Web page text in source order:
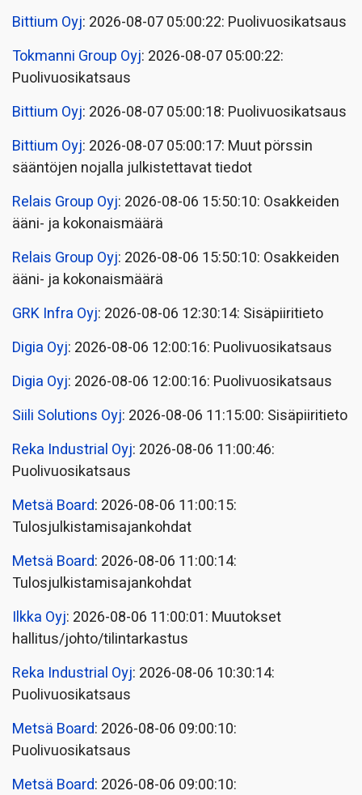
Bittium Oyj: 2026-08-07 05:00:22: Puolivuosikatsaus
Tokmanni Group Oyj: 2026-08-07 05:00:22:
Puolivuosikatsaus
Bittium Oyj: 2026-08-07 05:00:18: Puolivuosikatsaus
Bittium Oyj: 2026-08-07 05:00:17: Muut pörssin
sääntöjen nojalla julkistettavat tiedot
Relais Group Oyj: 2026-08-06 15:50:10: Osakkeiden
ääni- ja kokonaismäärä
Relais Group Oyj: 2026-08-06 15:50:10: Osakkeiden
ääni- ja kokonaismäärä
GRK Infra Oyj: 2026-08-06 12:30:14: Sisäpiiritieto
Digia Oyj: 2026-08-06 12:00:16: Puolivuosikatsaus
Digia Oyj: 2026-08-06 12:00:16: Puolivuosikatsaus
Siili Solutions Oyj: 2026-08-06 11:15:00: Sisäpiiritieto
Reka Industrial Oyj: 2026-08-06 11:00:46:
Puolivuosikatsaus
Metsä Board: 2026-08-06 11:00:15:
Tulosjulkistamisajankohdat
Metsä Board: 2026-08-06 11:00:14:
Tulosjulkistamisajankohdat
Ilkka Oyj: 2026-08-06 11:00:01: Muutokset
hallitus/johto/tilintarkastus
Reka Industrial Oyj: 2026-08-06 10:30:14:
Puolivuosikatsaus
Metsä Board: 2026-08-06 09:00:10:
Puolivuosikatsaus
Metsä Board: 2026-08-06 09:00:10: